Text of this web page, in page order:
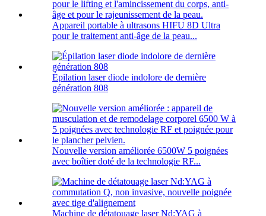
Appareil portable à ultrasons HIFU 8D Ultra
pour le traitement anti-âge de la peau...
Épilation laser diode indolore de dernière
génération 808
Nouvelle version améliorée 6500W 5 poignées
avec boîtier doté de la technologie RF...
Machine de détatouage laser Nd:YAG à